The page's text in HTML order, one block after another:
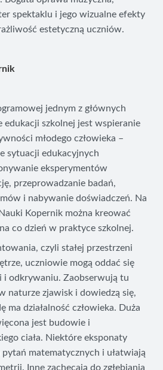
spektaklu i jego wizualne efekty
estetyczną uczniów.
jednym z głównych
edukacji szkolnej jest wspieranie
młodego człowieka –
sytuacji edukacyjnych
eksperymentów
przeprowadzanie badań,
i nabywanie doświadczeń. Na
Kopernik można kreować
co dzień w praktyce szkolnej.
czyli stałej przestrzeni
uczniowie mogą oddać się
i odkrywaniu. Zaobserwują tu
naturze zjawisk i dowiedzą się,
ma działalność człowieka. Duża
jest budowie i
ciała. Niektóre eksponaty
matematycznych i ułatwiają
Inne zachęcają do zgłębiania